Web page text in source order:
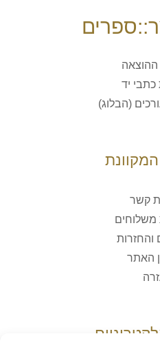
ההוצאה
יד
(הבלוג)
קשר
משלוחים
והחזרות
האתר